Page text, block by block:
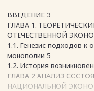
ВВЕДЕНИЕ 3
ГЛАВА 1.
ОТЕЧЕСТВЕННОЙ
1.1. Генезис подходов к
монополии 5
1.2. История
ГЛАВА 2 АНАЛИЗ
НАЦИОНАЛЬНОЙ